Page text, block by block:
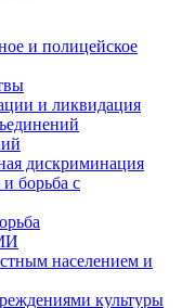
и полицейское
и ликвидация
дискриминация
борьба с
населением и
культуры